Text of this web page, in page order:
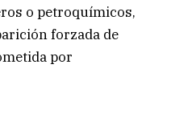
o petroquímicos,
forzada de
por